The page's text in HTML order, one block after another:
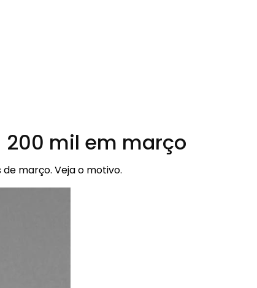
200 mil em março
março. Veja o motivo.